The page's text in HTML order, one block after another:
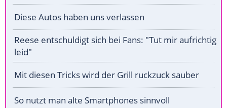
Diese Autos haben uns verlassen
Reese entschuldigt sich bei Fans: "Tut mir aufrichtig
leid"
Mit diesen Tricks wird der Grill ruckzuck sauber
So nutzt man alte Smartphones sinnvoll